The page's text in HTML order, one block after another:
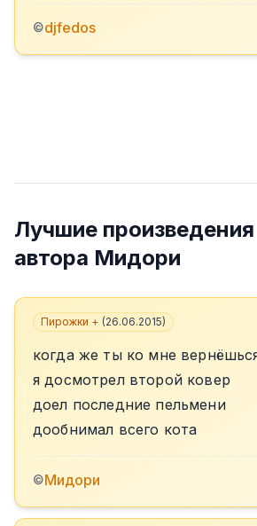
©djfedos
Лучшие произведения
автора Мидори
Пирожки + (26.06.2015)
когда же ты ко мне
я досмотрел второй ковер
доел последние пельмени
дообнимал всего кота
©Мидори